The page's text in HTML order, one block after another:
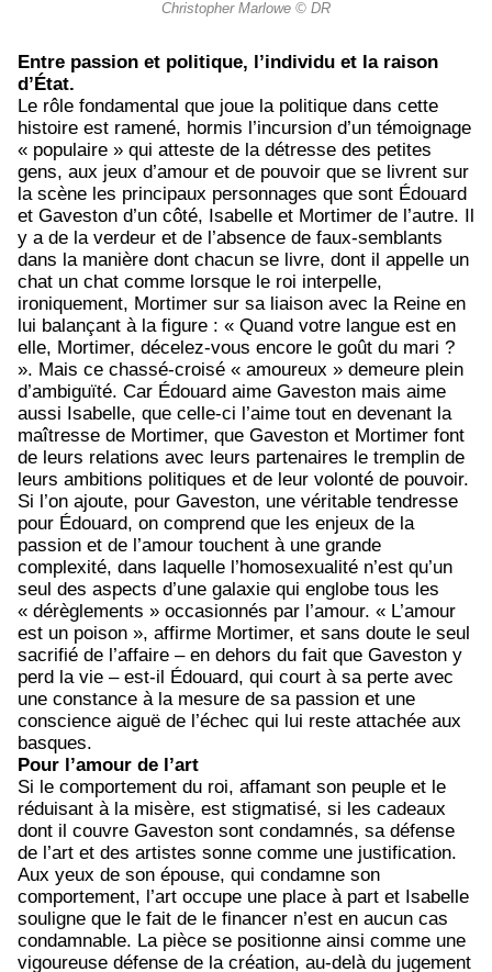
Christopher Marlowe © DR
Entre passion et politique, l’individu et la raison
d’État.
Le rôle fondamental que joue la politique dans cette
histoire est ramené, hormis l’incursion d’un témoignage
« populaire » qui atteste de la détresse des petites
gens, aux jeux d’amour et de pouvoir que se livrent sur
la scène les principaux personnages que sont Édouard
et Gaveston d’un côté, Isabelle et Mortimer de l’autre. Il
y a de la verdeur et de l’absence de faux-semblants
dans la manière dont chacun se livre, dont il appelle un
chat un chat comme lorsque le roi interpelle,
ironiquement, Mortimer sur sa liaison avec la Reine en
lui balançant à la figure : « Quand votre langue est en
elle, Mortimer, décelez-vous encore le goût du mari ?
». Mais ce chassé-croisé « amoureux » demeure plein
d’ambiguïté. Car Édouard aime Gaveston mais aime
aussi Isabelle, que celle-ci l’aime tout en devenant la
maîtresse de Mortimer, que Gaveston et Mortimer font
de leurs relations avec leurs partenaires le tremplin de
leurs ambitions politiques et de leur volonté de pouvoir.
Si l’on ajoute, pour Gaveston, une véritable tendresse
pour Édouard, on comprend que les enjeux de la
passion et de l’amour touchent à une grande
complexité, dans laquelle l’homosexualité n’est qu’un
seul des aspects d’une galaxie qui englobe tous les
« dérèglements » occasionnés par l’amour. « L’amour
est un poison », affirme Mortimer, et sans doute le seul
sacrifié de l’affaire – en dehors du fait que Gaveston y
perd la vie – est-il Édouard, qui court à sa perte avec
une constance à la mesure de sa passion et une
conscience aiguë de l’échec qui lui reste attachée aux
basques.
Pour l’amour de l’art
Si le comportement du roi, affamant son peuple et le
réduisant à la misère, est stigmatisé, si les cadeaux
dont il couvre Gaveston sont condamnés, sa défense
de l’art et des artistes sonne comme une justification.
Aux yeux de son épouse, qui condamne son
comportement, l’art occupe une place à part et Isabelle
souligne que le fait de le financer n’est en aucun cas
condamnable. La pièce se positionne ainsi comme une
vigoureuse défense de la création, au-delà du jugement